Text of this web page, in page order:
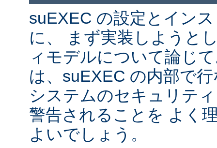
suEXEC の設定とイン
に、 まず実装しようと
ィモデルについて論じ
は、suEXEC の内部で
システムのセキュリテ
警告されることを よく
よいでしょう。